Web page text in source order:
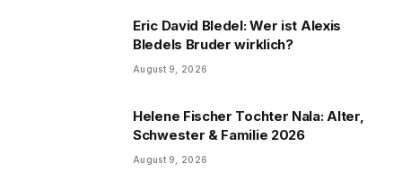
Eric David Bledel: Wer ist Alexis
Bledels Bruder wirklich?
August 9, 2026
Helene Fischer Tochter Nala: Alter,
Schwester & Familie 2026
August 9, 2026